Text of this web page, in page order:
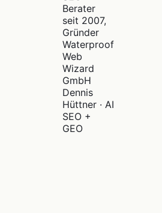
Dennis
Hüttner · AI
SEO +
GEO